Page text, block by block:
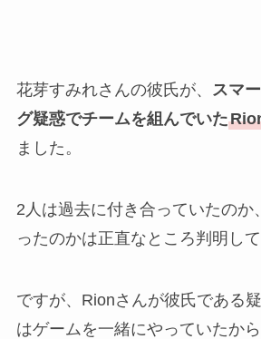
花芽すみれさんの彼氏が、
スマ
グ疑惑でチームを組んでいた
ました。
2人は過去に付き合っていたのか
ったのかは正直なところ判明して
ですが、Rionさんが彼氏である
はゲームを一緒にやっていたか